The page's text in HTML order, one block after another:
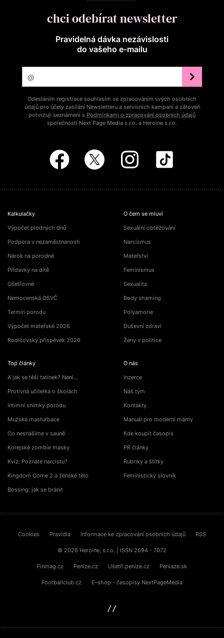
chci odebírat newsletter
Pravidelná dávka nezávislosti
do vašeho e‑mailu
Odesláním registrace souhlasím se zpracováním svých osobních
údajů pro účely zasílání Newsletteru a servisních kampaní a zároveň
potvrzuji seznámení s Podmínkami o zpracování osobních údajů
společností Next Page Media s.r.o. a Heroine s.r.o.
Kalkulačky
Výpočet plodných dnů
Podpora v nezaměstnanosti
Nárok na porodné
Přídavky na dítě
Ošetřovné
Nemocenská OSVČ
Termín porodu
Výpočet mateřské 2026
Rodičovský příspěvek 2026
Top články
A jak se těší tatínek? Není…
Protivná učitelka o školách
Intimní snímky porodu
Mužská masturbace
Co nesnášíme v sauně
Korejské zombie masky
Kvíz: Poznáte narcistu?
Kingdom Come 2 a ženské tělo
Bossing: jak se bránit
O čem se mluví
Sexuální obtěžování
Narcismus
Mateřství
Feminismus
Sexualita
Body shaming
Polyamorie
Duševní zdraví
Ženy v politice
O nás
Inzerce
Náš tým
Kontakty
Manuál pro moderní mámy
Kde koupit časopis
PR články
Rubriky a štítky
Feministický slovník
Cookies Pravidla Informace ke zpracování osobních údajů RSS
© 2026 Heroine, s.r.o. | ISSN 2694 - 7072
Finmag.cz Peníze.cz Ušetři.peníze.cz Peniaze.sk
Footballclub.cz E-shop - časopisy NextPageMedia